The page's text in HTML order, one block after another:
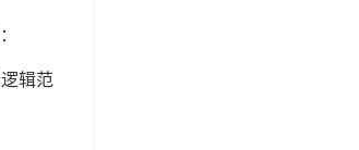
辑范